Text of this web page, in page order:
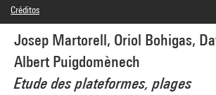
Josep Martorell, Oriol Bohigas,
Albert Puigdomènech
Etude des plateformes, plages
Créditos
© MBM arquitectes, © droits réservés
Créditos fotográficos : Centre Pompidou, MNAM-CCI/
GrandPalaisRmn
Referencia de la imagen : 4N26072